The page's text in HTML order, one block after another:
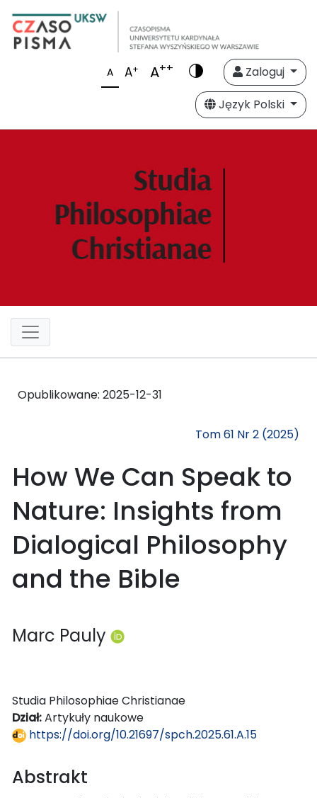
A A+ A++
Zaloguj
Język Polski
Opublikowane: 2025-12-31
Tom 61 Nr 2 (2025)
How We Can Speak to
Nature: Insights from
Dialogical Philosophy
and the Bible
Marc Pauly
Studia Philosophiae Christianae
Dział:Artykuły naukowe
https://doi.org/10.21697/spch.2025.61.A.15
Abstrakt